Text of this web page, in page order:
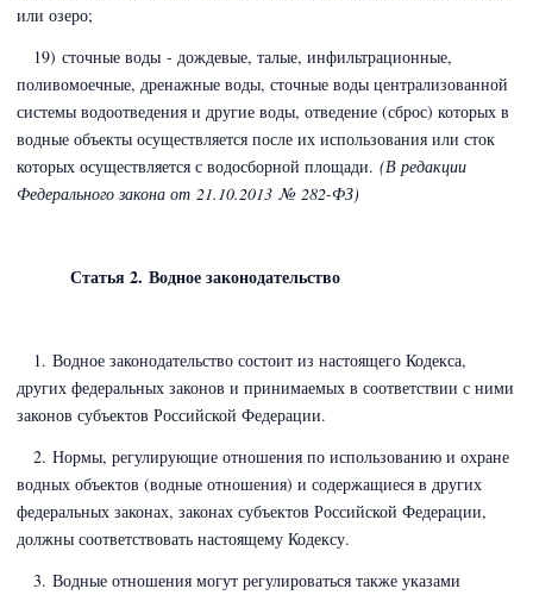
или озеро;
19) сточные воды - дождевые, талые, инфильтрационные,
поливомоечные, дренажные воды, сточные воды централизованной
системы водоотведения и другие воды, отведение (сброс) которых в
водные объекты осуществляется после их использования или сток
которых осуществляется с водосборной площади. (В редакции
Федерального закона от 21.10.2013 № 282-ФЗ)
Статья 2. Водное законодательство
1. Водное законодательство состоит из настоящего Кодекса,
других федеральных законов и принимаемых в соответствии с ними
законов субъектов Российской Федерации.
2. Нормы, регулирующие отношения по использованию и охране
водных объектов (водные отношения) и содержащиеся в других
федеральных законах, законах субъектов Российской Федерации,
должны соответствовать настоящему Кодексу.
3. Водные отношения могут регулироваться также указами